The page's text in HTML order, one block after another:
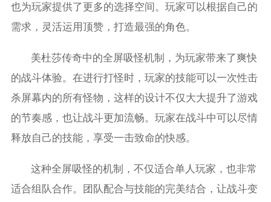
也为玩家提供了更多的选择空间。玩家可以根据自己的
需求，灵活运用顶赞，打造最强的角色。
美杜莎传奇中的全屏吸怪机制，为玩家带来了爽快
的战斗体验。在进行打怪时，玩家的技能可以一次性击
杀屏幕内的所有怪物，这样的设计不仅大大提升了游戏
的节奏感，也让战斗更加流畅。玩家在战斗中可以尽情
释放自己的技能，享受一击致命的快感。
这种全屏吸怪的机制，不仅适合单人玩家，也非常
适合组队合作。团队配合与技能的完美结合，让战斗变